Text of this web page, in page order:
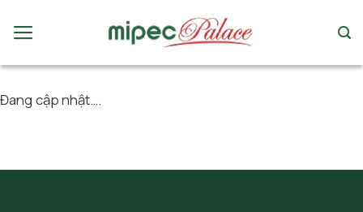
đến
dung
Đang cập nhật….